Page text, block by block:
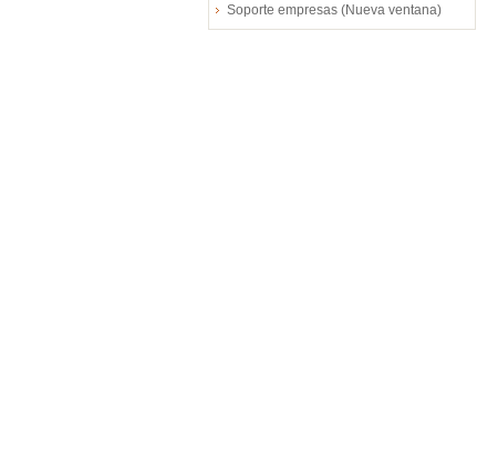
Soporte empresas (Nueva ventana)